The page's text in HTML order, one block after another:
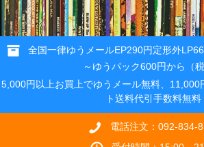
全国一律ゆうメールEP290円定形外
～ゆうパック600円から（税
5,000円以上お買上でゆうメール無料、11,000
ト送料代引手数料無料
電話注文：092-834-